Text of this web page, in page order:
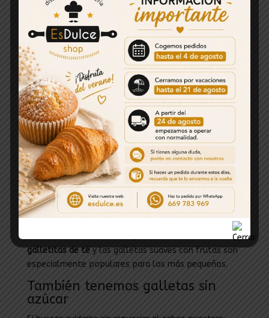
grande para compartir o una selección surtida para
tener variedad en casa.
Venta de galletas para todas las
ocasiones
Nuestro servicio de venta de galletas onlineestá
pensado tanto para clientes particulares como para
quienes buscan abastecer su negocio, celebrar un
evento o hacer un regalo dulce y original. Si quieres
comprar galletas de coco , por ejemplo, puedes
hacerlo de forma individual o combinar con otras
variedades como las de mantequilla, las de almendra
o las de avena con chocolate.
Además, para las mamás que buscan alternativas
dulces pero controladas, tenemos packs que
permiten elegir tamaños pequeños, perfectos para
las meriendas escolares o para llevar en el bolso. Las
galletitas de téy las galletas suaves con frutas son
especialmente populares para los más pequeños.
También tenemos galletas sin
azúcar